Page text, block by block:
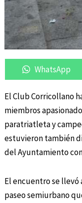
Compartir
en
WhatsApp
El Club Corricollano
miembros
paratriatleta y
estuvieron también
del Ayuntamiento
El encuentro se
paseo semiurbano
Compartir
en